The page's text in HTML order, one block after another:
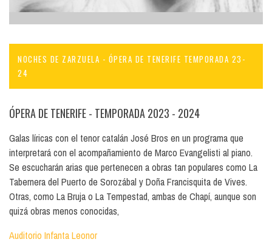
NOCHES DE ZARZUELA - ÓPERA DE TENERIFE TEMPORADA 23-
24
ÓPERA DE TENERIFE - TEMPORADA 2023 - 2024
Galas líricas con el tenor catalán José Bros en un programa que
interpretará con el acompañamiento de Marco Evangelisti al piano.
Se escucharán arias que pertenecen a obras tan populares como La
Tabernera del Puerto de Sorozábal y Doña Francisquita de Vives.
Otras, como La Bruja o La Tempestad, ambas de Chapí, aunque son
quizá obras menos conocidas,
Auditorio Infanta Leonor